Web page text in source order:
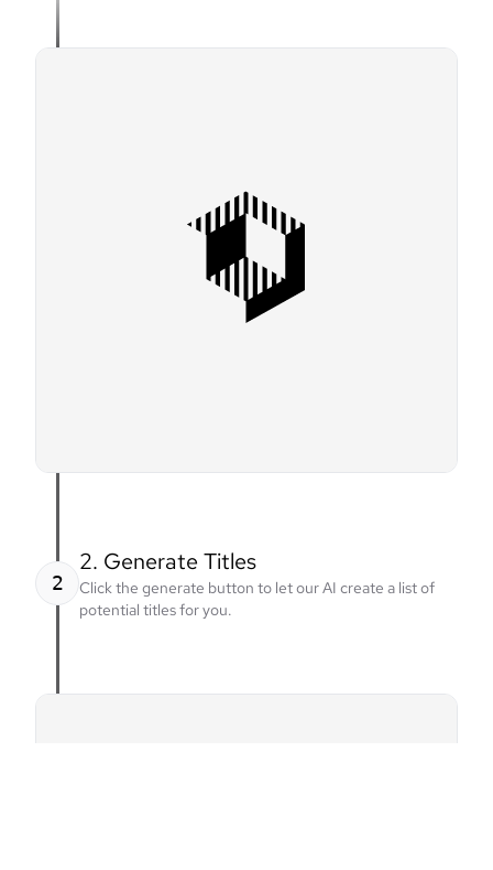
2
2. Generate Titles
Click the generate button to let our AI create a list of
potential titles for you.